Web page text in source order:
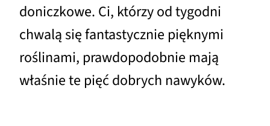
doniczkowe. Ci, którzy od tygodni
chwalą się fantastycznie pięknymi
roślinami, prawdopodobnie mają
właśnie te pięć dobrych nawyków.